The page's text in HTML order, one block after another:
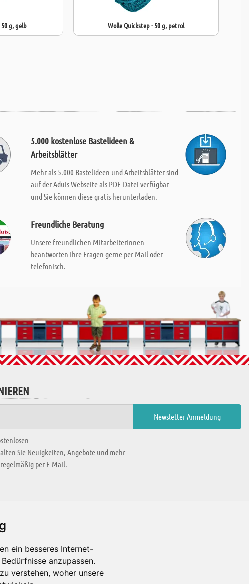
ein besseres Internet-
anzupassen.
verstehen, woher unsere
g, gelb Wolle Quickstep - 50 g, petrol
5.000 kostenlose Bastelideen &
Arbeitsblätter
Mehr als 5.000 Bastelideen und Arbeitsblätter sind
auf der Aduis Webseite als PDF-Datei verfügbar
und Sie können diese gratis herunterladen.
Freundliche Beratung
Unsere freundlichen MitarbeiterInnen
beantworten Ihre Fragen gerne per Mail oder
telefonisch.
Sie Neuigkeiten, Angebote und mehr
per E-Mail.
Es gibt uns auch in